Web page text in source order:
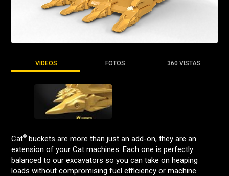
VIDEOS FOTOS 360 VISTAS
Cat® buckets are more than just an add-on, they are an
extension of your Cat machines. Each one is perfectly
balanced to our excavators so you can take on heaping
loads without compromising fuel efficiency or machine